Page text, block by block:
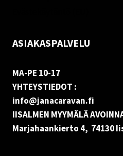
ASIAKASPALVELU
MA-PE 10-17
YHTEYSTIEDOT :
info@janacaravan.fi
IISALMEN MYYMÄLÄ
Marjahaankierto 4, 74130